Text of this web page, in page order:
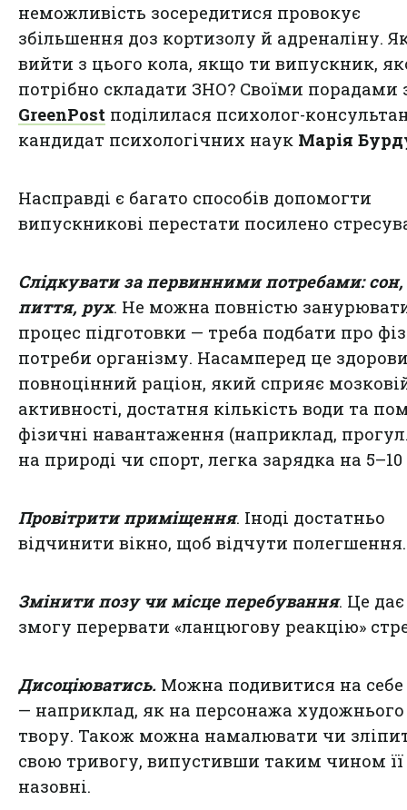
неможливість зосередитися провокує
збільшення доз кортизолу й адреналіну.
вийти з цього кола, якщо ти випускник,
потрібно складати ЗНО? Своїми порадами
GreenPost поділилася психолог-
кандидат психологічних наук Марія
Насправді є багато способів допомогти
випускникові перестати посилено
Слідкувати за первинними потребами: сон,
пиття, рух. Не можна повністю
процес підготовки — треба подбати про
потреби організму. Насамперед це
повноцінний раціон, який сприяє
активності, достатня кількість води та
фізичні навантаження (наприклад,
на природі чи спорт, легка зарядка на 5–10
Провітрити приміщення. Іноді достатньо
відчинити вікно, щоб відчути полегшення.
Змінити позу чи місце перебування. Це дає
змогу перервати «ланцюгову реакцію»
Дисоціюватись. Можна подивитися на себе
— наприклад, як на персонажа художнього
твору. Також можна намалювати чи
свою тривогу, випустивши таким чином її
назовні.